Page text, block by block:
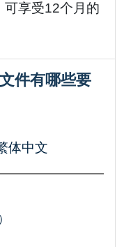
可享受12个月的
件有哪些要
体中文